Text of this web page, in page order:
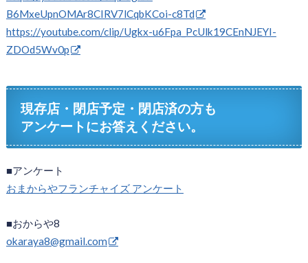
B6MxeUpnOMAr8CIRV7lCqbKCoi-c8Td
https://youtube.com/clip/Ugkx-u6Fpa_PcUlk19CEnNJEYI-
ZDOd5Wv0p
現存店・閉店予定・閉店済の方も
アンケートにお答えください。
■アンケート
おまからやフランチャイズ アンケート
■おからや8
okaraya8@gmail.com